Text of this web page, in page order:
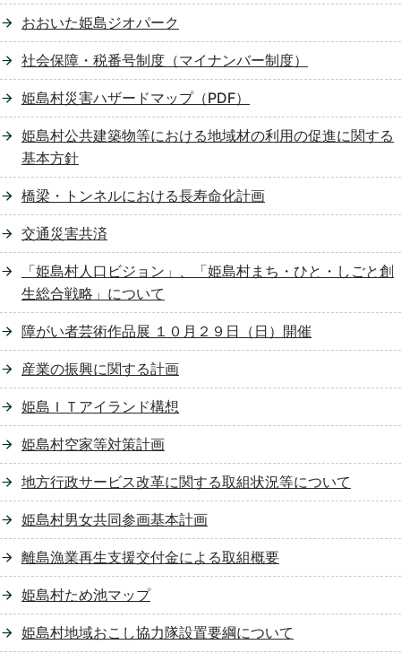
おおいた姫島ジオパーク
社会保障・税番号制度（マイナンバー制度）
姫島村災害ハザードマップ（PDF）
姫島村公共建築物等における地域材の利用の促進に関する
基本方針
橋梁・トンネルにおける長寿命化計画
交通災害共済
「姫島村人口ビジョン」、「姫島村まち・ひと・しごと創
生総合戦略」について
障がい者芸術作品展 １０月２９日（日）開催
産業の振興に関する計画
姫島ＩＴアイランド構想
姫島村空家等対策計画
地方行政サービス改革に関する取組状況等について
姫島村男女共同参画基本計画
離島漁業再生支援交付金による取組概要
姫島村ため池マップ
姫島村地域おこし協力隊設置要綱について